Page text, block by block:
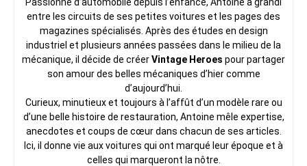
entre les circuits de ses petites voitures et les pages des
magazines spécialisés. Après des études en design
industriel et plusieurs années passées dans le milieu de la
mécanique, il décide de créerVintage Heroes pour partager
son amour des belles mécaniques d’hier comme
d’aujourd’hui.
Curieux, minutieux et toujours à l’affût d’un modèle rare ou
d’une belle histoire de restauration, Antoine mêle expertise,
anecdotes et coups de cœur dans chacun de ses articles.
Ici, il donne vie aux voitures qui ont marqué leur époque et à
celles qui marqueront la nôtre.